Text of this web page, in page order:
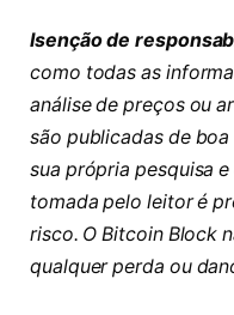
Isenção de
como todas as
análise de preços ou
são publicadas de
sua própria pesquisa
tomada pelo leitor é
risco. O Bitcoin Block
qualquer perda ou